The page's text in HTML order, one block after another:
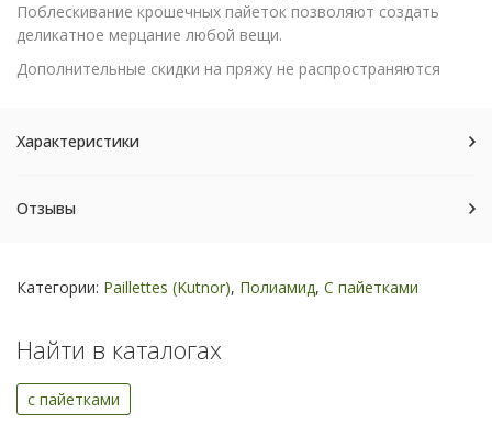
Поблескивание крошечных пайеток позволяют создать
деликатное мерцание любой вещи.
Дополнительные скидки на пряжу не распространяются
Характеристики
Отзывы
Категории: Paillettes (Kutnor), Полиамид, С пайетками
Найти в каталогах
с пайетками